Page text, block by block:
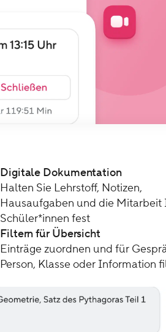
Digitale Dokumentation
Halten Sie Lehrstoff, Notizen,
Hausaufgaben und die Mitarbeit
Schüler*innen fest
Filtern für Übersicht
Einträge zuordnen und für
Person, Klasse oder Information